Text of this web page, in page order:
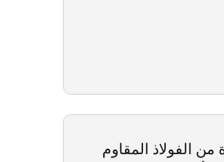
من الفولاذ المقاوم